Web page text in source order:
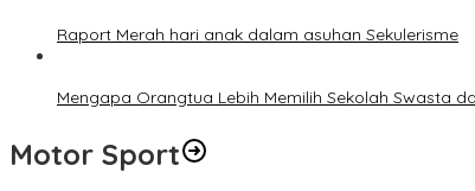
Raport Merah hari anak dalam asuhan Sekulerisme
Mengapa Orangtua Lebih Memilih Sekolah Swasta
Motor Sport